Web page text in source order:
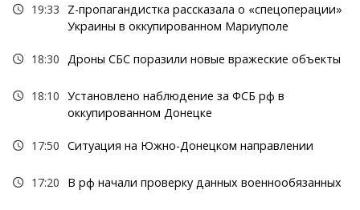
19:33
Z-пропагандистка рассказала о «спецоперации»
Украины в оккупированном Мариуполе
18:30 Дроны СБС поразили новые вражеские объекты
18:10 Установлено наблюдение за ФСБ рф в
оккупированном Донецке
17:50 Ситуация на Южно-Донецком направлении
17:20 В рф начали проверку данных военнообязанных